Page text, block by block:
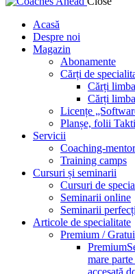
Acasă
Despre noi
Magazin
Abonamente
Cărți de
Cărți
Cărți
Licențe
Planșe, folii
Servicii
Coaching-
Training camps
Cursuri și seminarii
Cursuri de
Seminarii online
Seminarii
Articole de specialitate
Premium /
Premium
mare
accesată